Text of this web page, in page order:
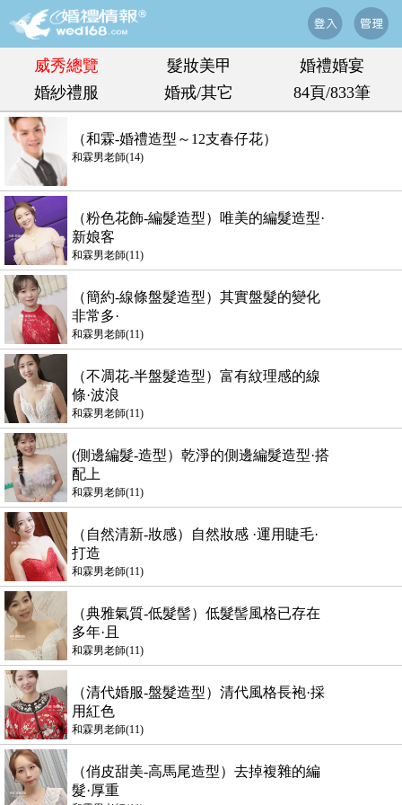
威秀總覽 髮妝美甲
婚禮婚宴
婚紗禮服
婚戒/其它 84頁/833筆
（和霖-婚禮造型～12支春仔花）
和霖男老師(14)
（粉色花飾-編髮造型）唯美的編髮造型·
新娘客
和霖男老師(11)
（簡約-線條盤髮造型）其實盤髮的變化
非常多·
和霖男老師(11)
（不凋花-半盤髮造型）富有紋理感的線
條·波浪
和霖男老師(11)
(側邊編髮-造型）乾淨的側邊編髮造型·搭
配上
和霖男老師(11)
（自然清新-妝感）自然妝感 ·運用睫毛·
打造
和霖男老師(11)
（典雅氣質-低髮髻）低髮髻風格已存在
多年·且
和霖男老師(11)
（清代婚服-盤髮造型）清代風格長袍·採
用紅色
和霖男老師(11)
（俏皮甜美-高馬尾造型）去掉複雜的編
髮·厚重